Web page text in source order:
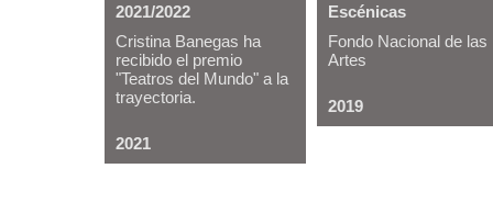
2021/2022
Cristina Banegas ha
recibido el premio
"Teatros del Mundo" a la
trayectoria.
2021
Escénicas
Fondo Nacional de las
Artes
2019